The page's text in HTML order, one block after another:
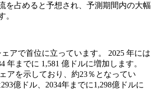
を占めると予想され、予測期間内の大幅
。
アで首位に立っています。 2025 年には
年までに 1,581 億ドルに増加します。
アを示しており、約23％となってい
億ドル、2034年までに1,298億ドルに